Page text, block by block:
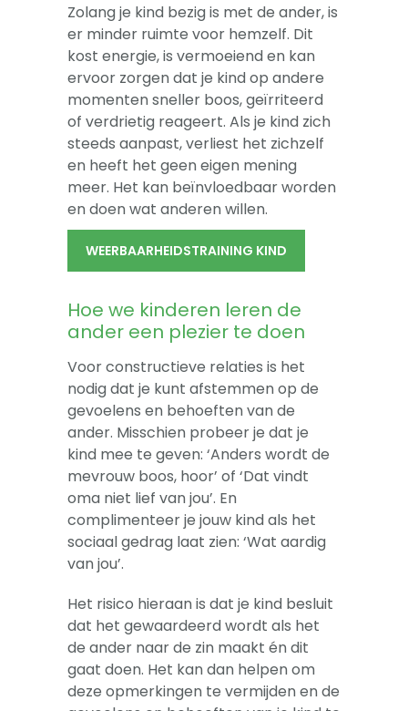
Zolang je kind bezig is met de ander, is
er minder ruimte voor hemzelf. Dit
kost energie, is vermoeiend en kan
ervoor zorgen dat je kind op andere
momenten sneller boos, geïrriteerd
of verdrietig reageert. Als je kind zich
steeds aanpast, verliest het zichzelf
en heeft het geen eigen mening
meer. Het kan beïnvloedbaar worden
en doen wat anderen willen.
WEERBAARHEIDSTRAINING KIND
Hoe we kinderen leren de
ander een plezier te doen
Voor constructieve relaties is het
nodig dat je kunt afstemmen op de
gevoelens en behoeften van de
ander. Misschien probeer je dat je
kind mee te geven: ‘Anders wordt de
mevrouw boos, hoor’ of ‘Dat vindt
oma niet lief van jou’. En
complimenteer je jouw kind als het
sociaal gedrag laat zien: ‘Wat aardig
van jou’.
Het risico hieraan is dat je kind besluit
dat het gewaardeerd wordt als het
de ander naar de zin maakt én dit
gaat doen. Het kan dan helpen om
deze opmerkingen te vermijden en de